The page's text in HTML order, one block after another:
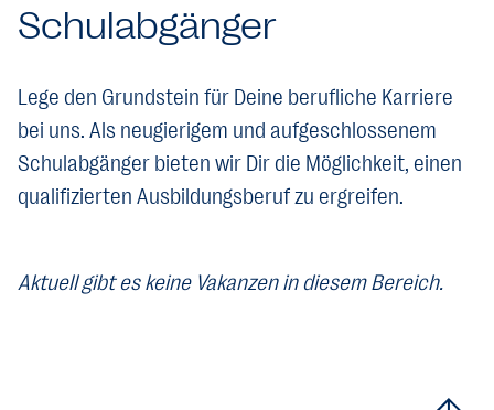
Schulabgänger
Lege den Grundstein für Deine berufliche Karriere
bei uns. Als neugierigem und aufgeschlossenem
Schulabgänger bieten wir Dir die Möglichkeit, einen
qualifizierten Ausbildungsberuf zu ergreifen.
Aktuell gibt es keine Vakanzen in diesem Bereich.